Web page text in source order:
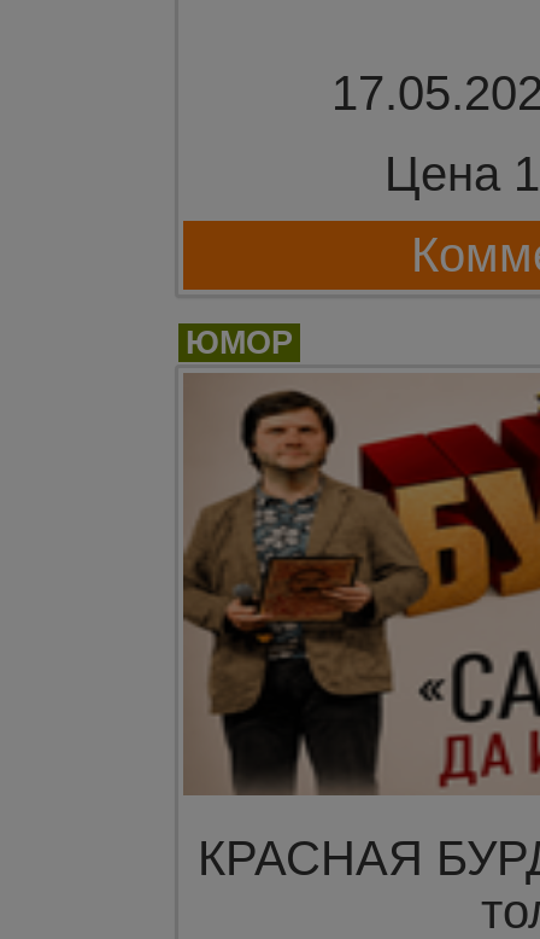
Цена
ЮМОР
КРАСНАЯ